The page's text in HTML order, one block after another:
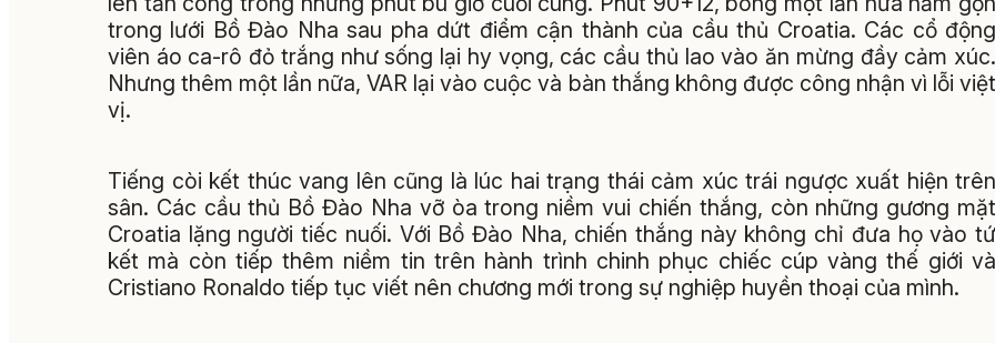
trong lưới Bồ Đào Nha sau pha dứt điểm cận thành của cầu thủ Croatia. Các cổ động
viên áo ca-rô đỏ trắng như sống lại hy vọng, các cầu thủ lao vào ăn mừng đầy cảm xúc.
Nhưng thêm một lần nữa, VAR lại vào cuộc và bàn thắng không được công nhận vì lỗi việt
vị.
Tiếng còi kết thúc vang lên cũng là lúc hai trạng thái cảm xúc trái ngược xuất hiện trên
sân. Các cầu thủ Bồ Đào Nha vỡ òa trong niềm vui chiến thắng, còn những gương mặt
Croatia lặng người tiếc nuối. Với Bồ Đào Nha, chiến thắng này không chỉ đưa họ vào tứ
kết mà còn tiếp thêm niềm tin trên hành trình chinh phục chiếc cúp vàng thế giới và
Cristiano Ronaldo tiếp tục viết nên chương mới trong sự nghiệp huyền thoại của mình.